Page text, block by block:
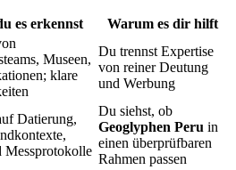
es erkennst
Warum es dir hilft
Museen,
klare
Du trennst Expertise
von reiner Deutung
und Werbung
Datierung,
Messprotokolle
Du siehst, ob
Geoglyphen Peru in
einen überprüfbaren
Rahmen passen